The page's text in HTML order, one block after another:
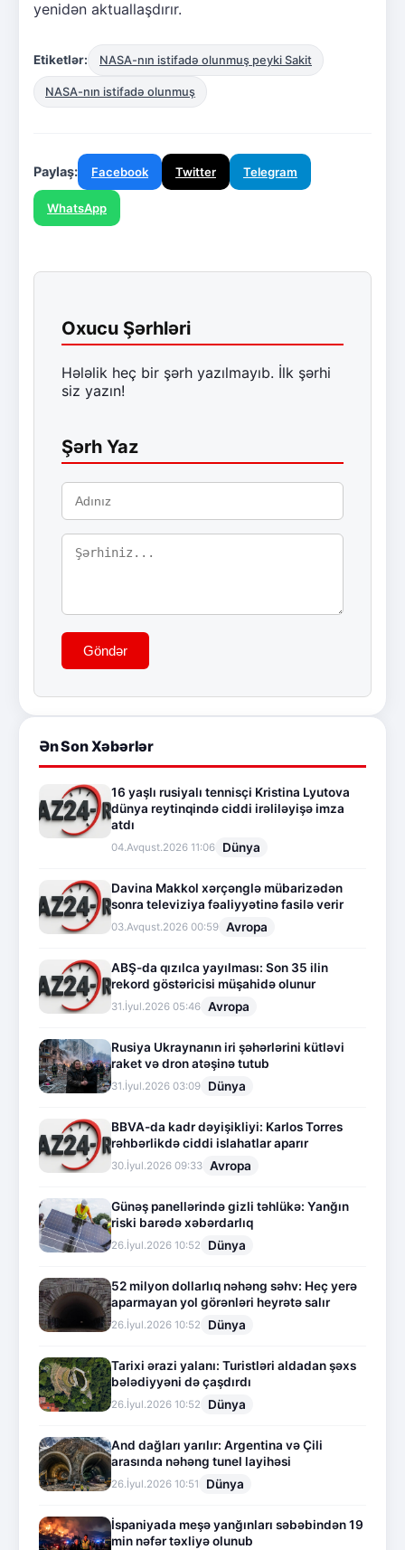
yenidən aktuallaşdırır.
Etiketlər: NASA-nın istifadə olunmuş peyki Sakit
NASA-nın istifadə olunmuş
Paylaş: Facebook Twitter Telegram
WhatsApp
Oxucu Şərhləri
Hələlik heç bir şərh yazılmayıb. İlk şərhi
siz yazın!
Şərh Yaz
Göndər
Ən Son Xəbərlər
16 yaşlı rusiyalı tennisçi Kristina Lyutova
dünya reytinqində ciddi irəliləyişə imza
atdı
04.Avqust.2026 11:06 Dünya
Davina Makkol xərçənglə mübarizədən
sonra televiziya fəaliyyətinə fasilə verir
03.Avqust.2026 00:59 Avropa
ABŞ-da qızılca yayılması: Son 35 ilin
rekord göstəricisi müşahidə olunur
31.İyul.2026 05:46 Avropa
Rusiya Ukraynanın iri şəhərlərini kütləvi
raket və dron atəşinə tutub
31.İyul.2026 03:09 Dünya
BBVA-da kadr dəyişikliyi: Karlos Torres
rəhbərlikdə ciddi islahatlar aparır
30.İyul.2026 09:33 Avropa
Günəş panellərində gizli təhlükə: Yanğın
riski barədə xəbərdarlıq
26.İyul.2026 10:52 Dünya
52 milyon dollarlıq nəhəng səhv: Heç yerə
aparmayan yol görənləri heyrətə salır
26.İyul.2026 10:52 Dünya
Tarixi ərazi yalanı: Turistləri aldadan şəxs
bələdiyyəni də çaşdırdı
26.İyul.2026 10:52 Dünya
And dağları yarılır: Argentina və Çili
arasında nəhəng tunel layihəsi
26.İyul.2026 10:51 Dünya
İspaniyada meşə yanğınları səbəbindən 19
min nəfər təxliyə olunub